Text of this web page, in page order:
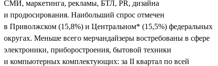
СМИ, маркетинга, рекламы, БТЛ, PR, дизайна
и продюсирования. Наибольший спрос отмечен
в Приволжском (15,8%) и Центральном* (15,5%) федеральных
округах. Меньше всего мерчандайзеры востребованы в сфере
электроники, приборостроения, бытовой техники
и компьютерных комплектующих: за II квартал по всей